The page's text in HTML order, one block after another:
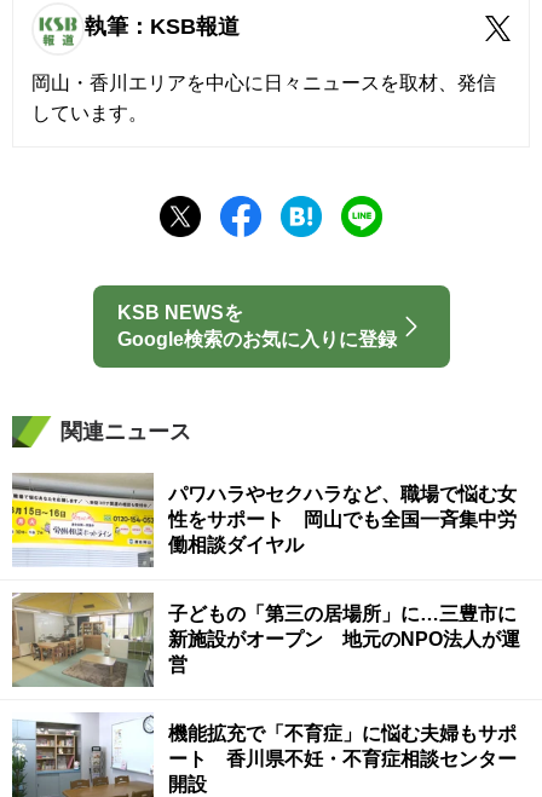
執筆：KSB報道
岡山・香川エリアを中心に日々ニュースを取材、発信
しています。
KSB NEWSを
Google検索のお気に入りに登録
関連ニュース
パワハラやセクハラなど、職場で悩む女
性をサポート 岡山でも全国一斉集中労
働相談ダイヤル
子どもの「第三の居場所」に…三豊市に
新施設がオープン 地元のNPO法人が運
営
機能拡充で「不育症」に悩む夫婦もサポ
ート 香川県不妊・不育症相談センター
開設